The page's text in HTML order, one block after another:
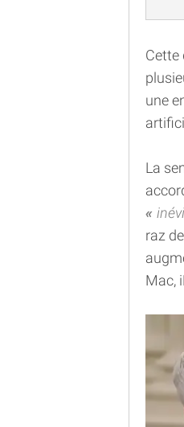
Cette
une
La
raz
Mac,